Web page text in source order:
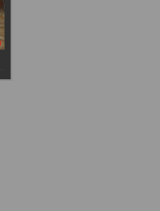
Муниципальное имущество
Муниципально-частное
партнёрство
Региональный государственный
Документы о выявлении